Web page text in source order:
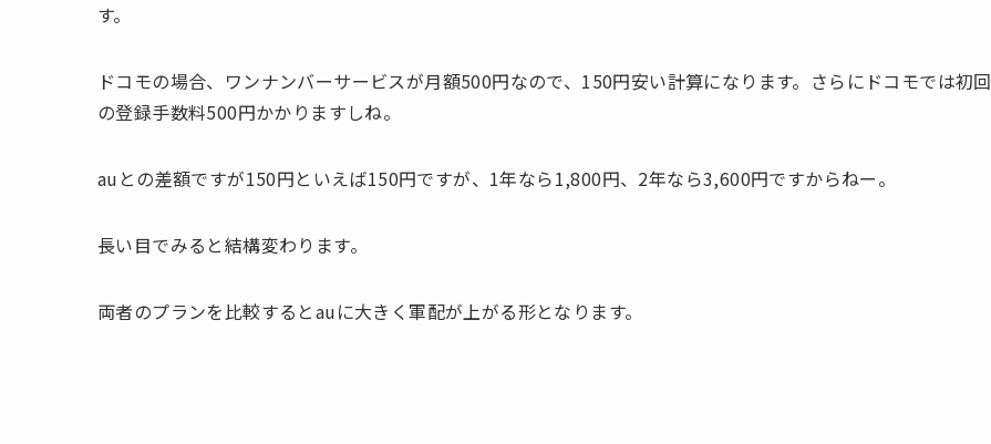
す。
ドコモの場合、ワンナンバーサービスが月額500円なので、150円安い計算になります。さらにドコモでは初回
の登録手数料500円かかりますしね。
auとの差額ですが150円といえば150円ですが、1年なら1,800円、2年なら3,600円ですからねー。
長い目でみると結構変わります。
両者のプランを比較するとauに大きく軍配が上がる形となります。